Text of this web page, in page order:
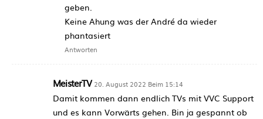
geben.
Keine Ahung was der André da wieder
phantasiert
Antworten
MeisterTV 20. August 2022 Beim 15:14
Damit kommen dann endlich TVs mit VVC Support
und es kann Vorwärts gehen. Bin ja gespannt ob